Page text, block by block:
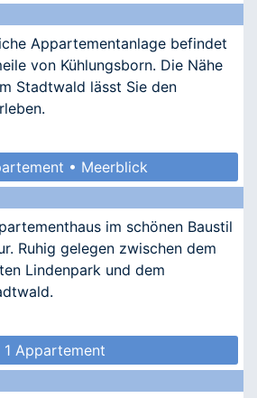
Appartementanlage befindet
von Kühlungsborn. Die Nähe
Stadtwald lässt Sie den
• Meerblick
im schönen Baustil
Ruhig gelegen zwischen dem
Lindenpark und dem
1 Appartement